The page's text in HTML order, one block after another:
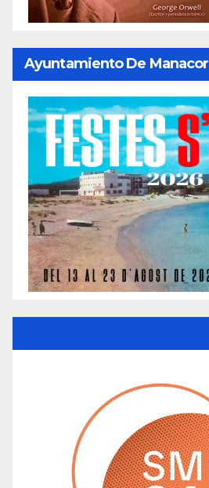
Ayuntamiento De Manacor